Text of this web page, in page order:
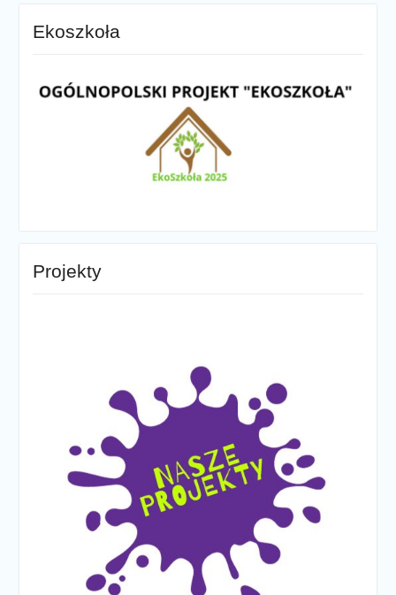
Ekoszkoła
Projekty